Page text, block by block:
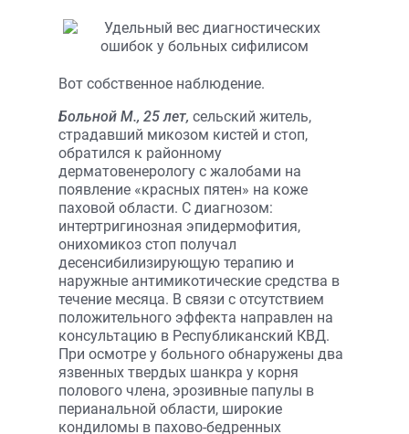
Вот собственное наблюдение.
Больной М., 25 лет, сельский житель,
страдавший микозом кистей и стоп,
обратился к районному
дерматовенерологу с жалобами на
появление «красных пятен» на коже
паховой области. С диагнозом:
интертригинозная эпидермофития,
онихомикоз стоп получал
десенсибилизирующую терапию и
наружные антимикотические средства в
течение месяца. В связи с отсутствием
положительного эффекта направлен на
консультацию в Республиканский КВД.
При осмотре у больного обнаружены два
язвенных твердых шанкра у корня
полового члена, эрозивные папулы в
перианальной области, широкие
кондиломы в пахово-бедренных